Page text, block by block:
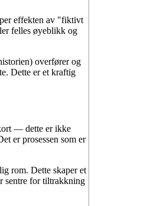
effekten av "fiktivt
felles øyeblikk og
overfører og
Dette er et kraftig
— dette er ikke
er prosessen som er
rom. Dette skaper et
sentre for tiltrakkning